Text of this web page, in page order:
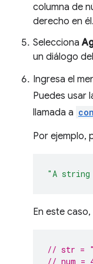
columna de
derecho en él.
Selecciona
un diálogo
Ingresa el
Puedes usar
llamada a
Por ejemplo,
"A string
En este
// str =
// num =